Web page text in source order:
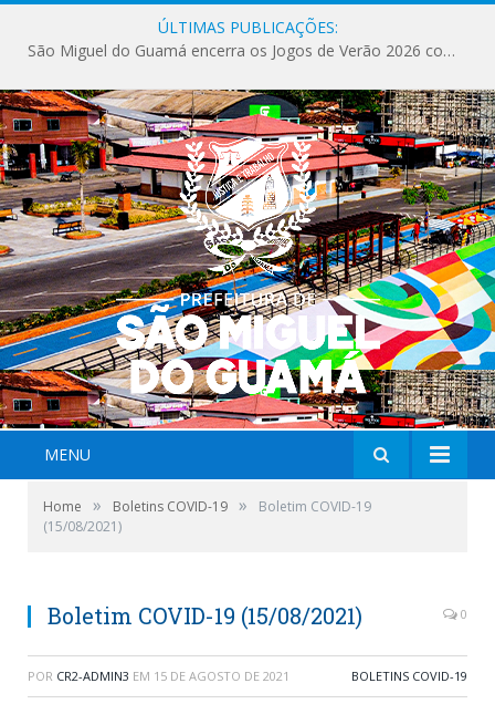
ÚLTIMAS PUBLICAÇÕES:
MENU
Home » Boletins COVID-19 »
Boletim COVID-19
(15/08/2021)
Boletim COVID-19 (15/08/2021) 0
POR CR2-ADMIN3 EM 15 DE AGOSTO DE 2021 BOLETINS COVID-19